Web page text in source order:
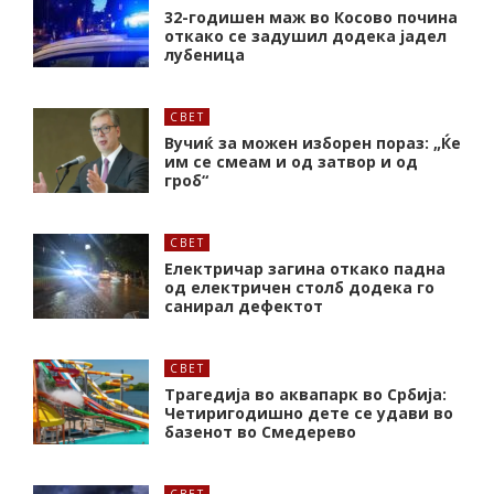
32-годишен маж во Косово почина
откако се задушил додека јадел
лубеница
СВЕТ
Вучиќ за можен изборен пораз: „Ќе
им се смеам и од затвор и од
гроб“
СВЕТ
Електричар загина откако падна
од електричен столб додека го
санирал дефектот
СВЕТ
Трагедија во аквапарк во Србија:
Четиригодишно дете се удави во
базенот во Смедерево